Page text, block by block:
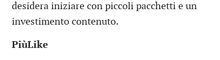
desidera iniziare con piccoli pacchetti e un
investimento contenuto.
PiùLike